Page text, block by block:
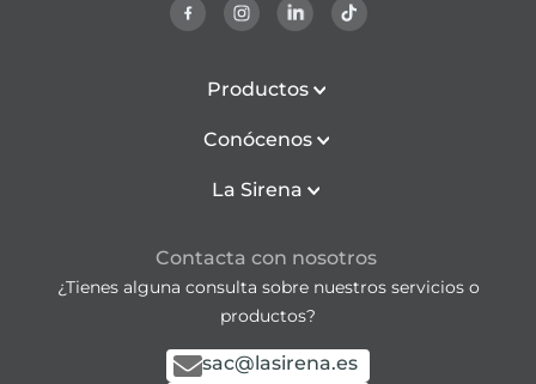
Productos
Conócenos
La Sirena
Contacta con nosotros
¿Tienes alguna consulta sobre nuestros servicios o
productos?
sac@lasirena.es